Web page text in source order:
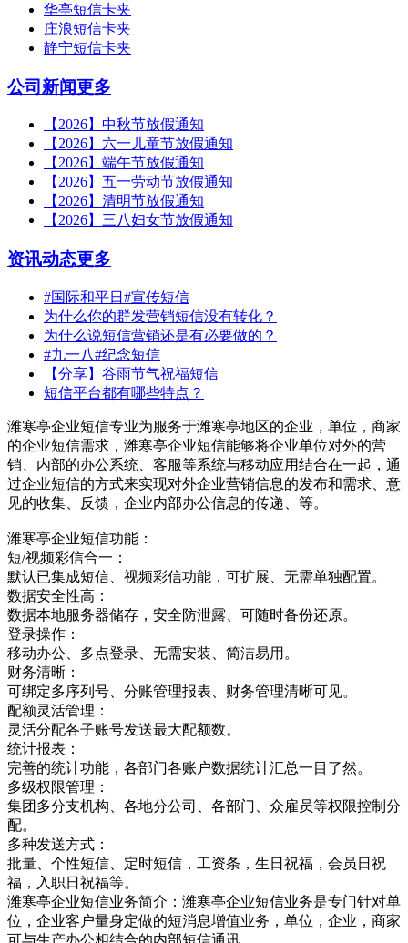
华亭短信卡夹
庄浪短信卡夹
静宁短信卡夹
公司新闻更多
【2026】中秋节放假通知
【2026】六一儿童节放假通知
【2026】端午节放假通知
【2026】五一劳动节放假通知
【2026】清明节放假通知
【2026】三八妇女节放假通知
资讯动态更多
#国际和平日#宣传短信
为什么你的群发营销短信没有转化？
为什么说短信营销还是有必要做的？
#九一八#纪念短信
【分享】谷雨节气祝福短信
短信平台都有哪些特点？
潍寒亭企业短信专业为服务于潍寒亭地区的企业，单位，商家
的企业短信需求，潍寒亭企业短信能够将企业单位对外的营
销、内部的办公系统、客服等系统与移动应用结合在一起，通
过企业短信的方式来实现对外企业营销信息的发布和需求、意
见的收集、反馈，企业内部办公信息的传递、等。
潍寒亭企业短信功能：
短/视频彩信合一：
默认已集成短信、视频彩信功能，可扩展、无需单独配置。
数据安全性高：
数据本地服务器储存，安全防泄露、可随时备份还原。
登录操作：
移动办公、多点登录、无需安装、简洁易用。
财务清晰：
可绑定多序列号、分账管理报表、财务管理清晰可见。
配额灵活管理：
灵活分配各子账号发送最大配额数。
统计报表：
完善的统计功能，各部门各账户数据统计汇总一目了然。
多级权限管理：
集团多分支机构、各地分公司、各部门、众雇员等权限控制分
配。
多种发送方式：
批量、个性短信、定时短信，工资条，生日祝福，会员日祝
福，入职日祝福等。
潍寒亭企业短信业务简介：潍寒亭企业短信业务是专门针对单
位，企业客户量身定做的短消息增值业务，单位，企业，商家
可与生产办公相结合的内部短信通讯，